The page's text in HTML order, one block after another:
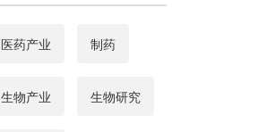
医药产业 制药
生物产业 生物研究